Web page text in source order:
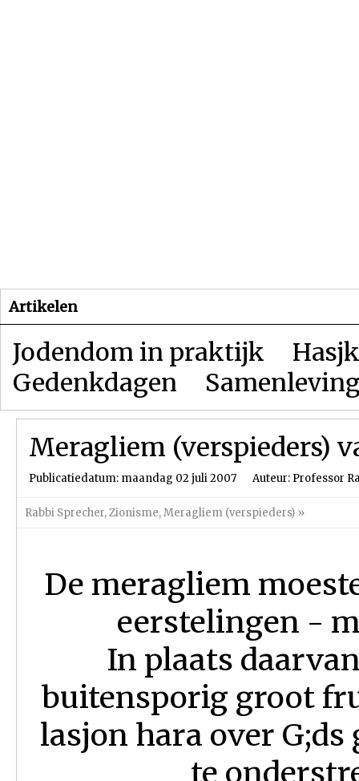
Artikelen
Jodendom in praktijk
Gedenkdagen
Meragliem (verspieders)
Publicatiedatum: maandag 02 juli 2007 Auteur: Professor
Rabbi Sprecher,Zionisme,Meragliem (verspieders) »
De meragliem
eerstelingen -
In plaats
buitensporig groot
lasjon hara over G;ds
te